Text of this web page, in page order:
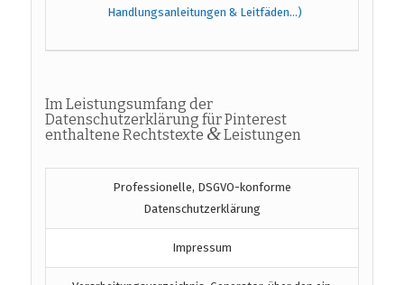
Handlungsanleitungen & Leitfäden…)
Im Leistungsumfang der
Datenschutzerklärung für Pinterest
enthaltene Rechtstexte &Leistungen
Professionelle, DSGVO-konforme
Datenschutzerklärung
Impressum